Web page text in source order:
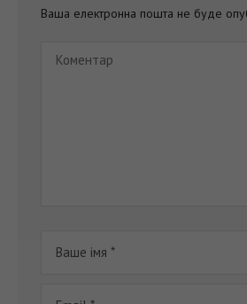
Ваша електронна пошта не буде